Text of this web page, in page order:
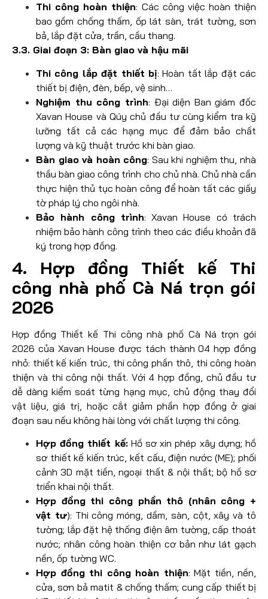
Thi công hoàn thiện: Các công việc hoàn thiện
bao gồm chống thấm, ốp lát sàn, trát tường, sơn
bả, lắp đặt cửa, trần, cầu thang.
3.3. Giai đoạn 3: Bàn giao và hậu mãi
Thi công lắp đặt thiết bị: Hoàn tất lắp đặt các
thiết bị điện, đèn, bếp, vệ sinh…
Nghiệm thu công trình: Đại diện Ban giám đốc
Xavan House và Qúy chủ đầu tư cùng kiểm tra kỹ
lưỡng tất cả các hạng mục để đảm bảo chất
lượng và kỹ thuật trước khi bàn giao.
Bàn giao và hoàn công: Sau khi nghiệm thu, nhà
thầu bàn giao công trình cho chủ nhà. Chủ nhà cần
thực hiện thủ tục hoàn công để hoàn tất các giấy
tờ pháp lý cho ngôi nhà.
Bảo hành công trình: Xavan House có trách
nhiệm bảo hành công trình theo các điều khoản đã
ký trong hợp đồng.
4. Hợp đồng Thiết kế Thi
công nhà phố Cà Ná trọn gói
2026
Hợp đồng Thiết kế Thi công nhà phố Cà Ná trọn gói
2026 của Xavan House được tách thành 04 hợp đồng
nhỏ: thiết kế kiến trúc, thi công phần thô, thi công hoàn
thiện và thi công nội thất. Với 4 hợp đồng, chủ đầu tư
dễ dàng kiểm soát từng hạng mục, chủ động thay đổi
vật liệu, giá trị, hoặc cắt giảm phần hợp đồng ở giai
đoạn sau nếu không hài lòng với chất lượng thi công.
Hợp đồng thiết kế:Hồ sơ xin phép xây dựng; hồ
sơ thiết kế kiến trúc, kết cấu, điện nước (ME); phối
cảnh 3D mặt tiền, ngoại thất & nội thất; bộ hồ sơ
triển khai nội thất.
Hợp đồng thi công phần thô (nhân công +
vật tư): Thi công móng, dầm, sàn, cột, xây và tô
tường; lắp đặt hệ thống điện âm tường, cấp thoát
nước; nhân công hoàn thiện cơ bản như lát gạch
nền, ốp tường WC.
Hợp đồng thi công hoàn thiện: Mặt tiền, nền,
cửa, sơn bả matit & chống thấm; cung cấp thiết bị